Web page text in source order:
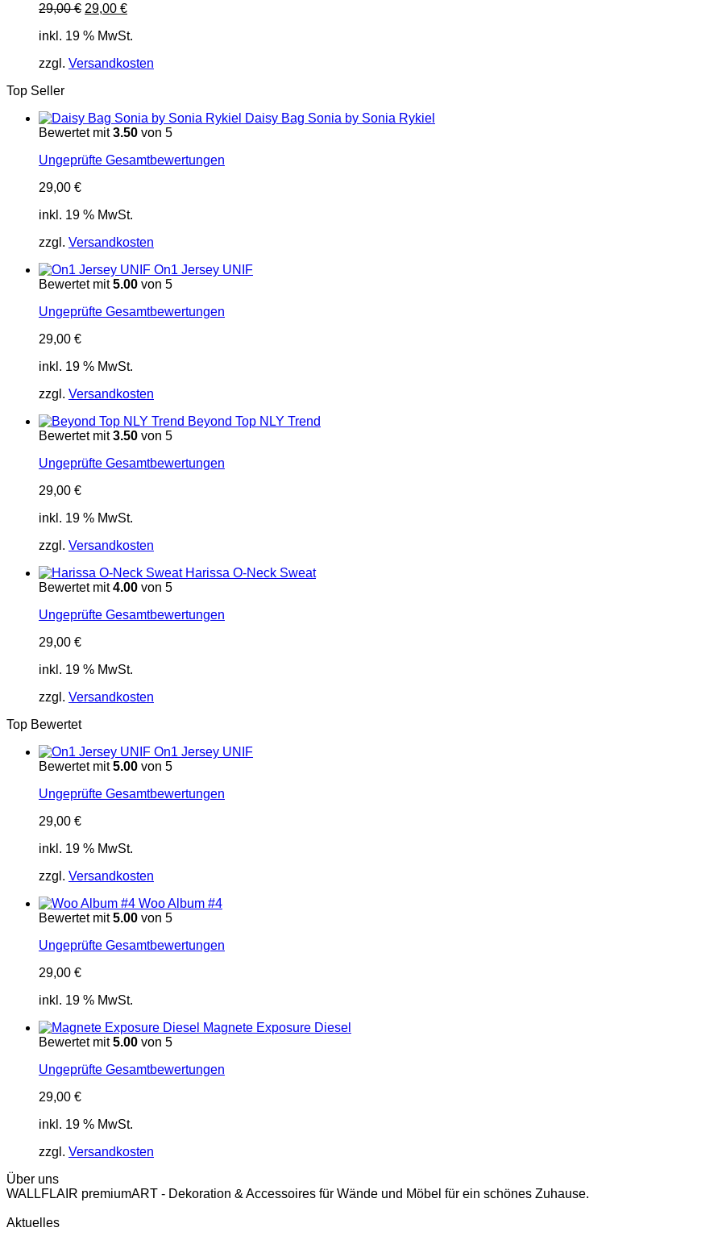
29,00€ Ursprünglicher
war:
29,00 €Aktueller
ist:
inkl. 19 % MwSt.
zzgl. Versandkosten
Top Seller
Daisy Bag Sonia by Sonia Rykiel
Bewertet mit3.50 von 5
Ungeprüfte Gesamtbewertungen
29,00 €
inkl. 19 % MwSt.
zzgl. Versandkosten
On1 Jersey UNIF
Bewertet mit5.00 von 5
Ungeprüfte Gesamtbewertungen
29,00 €
inkl. 19 % MwSt.
zzgl. Versandkosten
Beyond Top NLY Trend
Bewertet mit3.50 von 5
Ungeprüfte Gesamtbewertungen
29,00 €
inkl. 19 % MwSt.
zzgl. Versandkosten
Harissa O-Neck Sweat
Bewertet mit4.00 von 5
Ungeprüfte Gesamtbewertungen
29,00 €
inkl. 19 % MwSt.
zzgl. Versandkosten
Top Bewertet
On1 Jersey UNIF
Bewertet mit5.00 von 5
Ungeprüfte Gesamtbewertungen
29,00 €
inkl. 19 % MwSt.
zzgl. Versandkosten
Woo Album #4
Bewertet mit5.00 von 5
Ungeprüfte Gesamtbewertungen
29,00 €
inkl. 19 % MwSt.
Magnete Exposure Diesel
Bewertet mit5.00 von 5
Ungeprüfte Gesamtbewertungen
29,00 €
inkl. 19 % MwSt.
zzgl. Versandkosten
Über uns
WALLFLAIR premiumART - Dekoration & Accessoires für Wände und Möbel für ein schönes Zuhause.
Aktuelles